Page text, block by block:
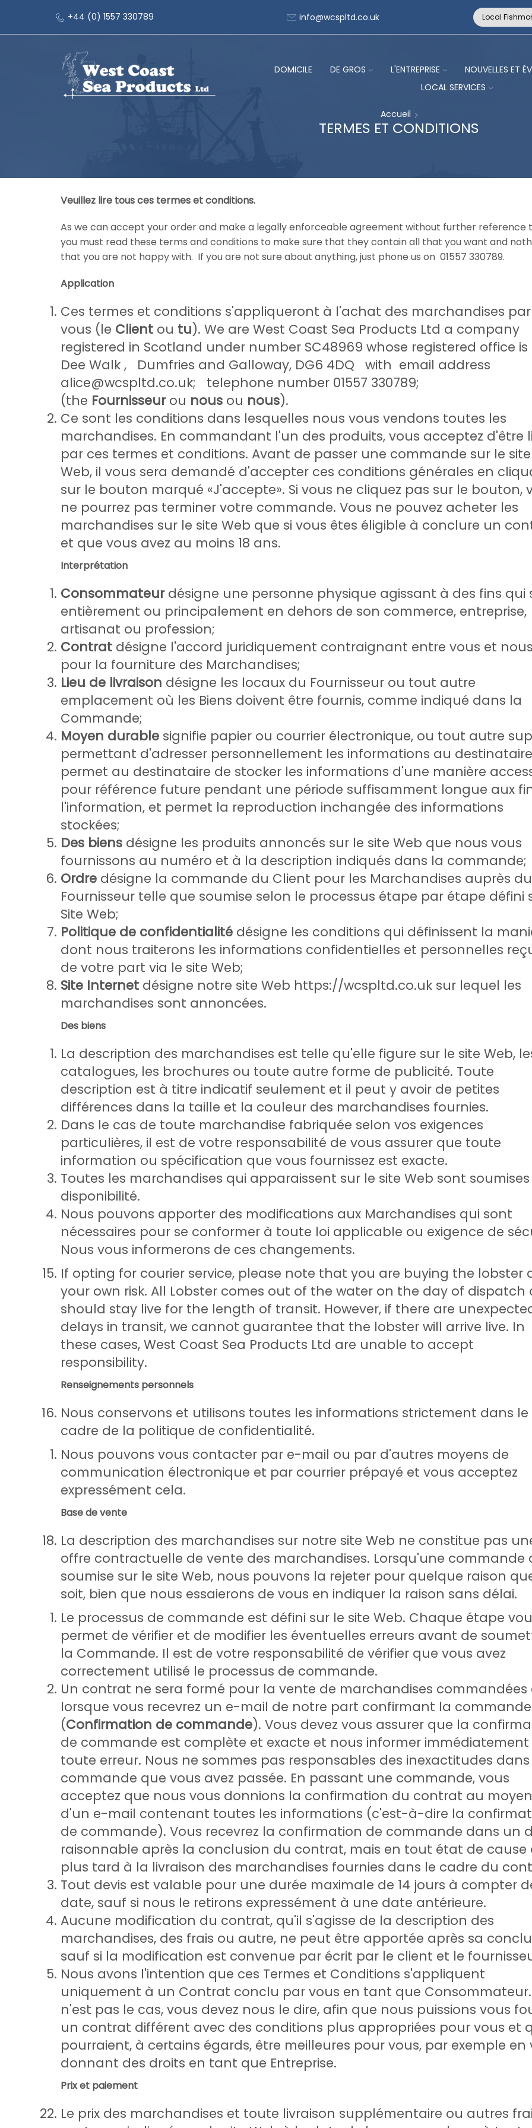
+44 (0) 1557 330789 info@wcspltd.co.uk Local
DOMICILE DE GROS L'ENTREPRISE NOUVELLES ET
LOCAL SERVICES
Accueil
TERMES ET CONDITIONS
Veuillez lire tous ces termes et conditions.
As we can accept your order and make a legally enforceable agreement without further reference
you must read these terms and conditions to make sure that they contain all that you want and
that you are not happy with. If you are not sure about anything, just phone us on 01557 330789.
Application
Ces termes et conditions s'appliqueront à l'achat des marchandises par
vous (le Client ou tu). We are West Coast Sea Products Ltd a company
registered in Scotland under number SC48969 whose registered office
Dee Walk , Dumfries and Galloway, DG6 4DQ with email address
alice@wcspltd.co.uk; telephone number 01557 330789;
(the Fournisseurou nous ou nous).
Ce sont les conditions dans lesquelles nous vous vendons toutes les
marchandises. En commandant l'un des produits, vous acceptez d'être
par ces termes et conditions. Avant de passer une commande sur le site
Web, il vous sera demandé d'accepter ces conditions générales en
sur le bouton marqué «J'accepte». Si vous ne cliquez pas sur le bouton,
ne pourrez pas terminer votre commande. Vous ne pouvez acheter les
marchandises sur le site Web que si vous êtes éligible à conclure un
et que vous avez au moins 18 ans.
Interprétation
Consommateur désigne une personne physique agissant à des fins qui
entièrement ou principalement en dehors de son commerce, entreprise,
artisanat ou profession;
Contrat désigne l'accord juridiquement contraignant entre vous et nous
pour la fourniture des Marchandises;
Lieu de livraison désigne les locaux du Fournisseur ou tout autre
emplacement où les Biens doivent être fournis, comme indiqué dans la
Commande;
Moyen durable signifie papier ou courrier électronique, ou tout autre
permettant d'adresser personnellement les informations au
permet au destinataire de stocker les informations d'une manière
pour référence future pendant une période suffisamment longue aux
l'information, et permet la reproduction inchangée des informations
stockées;
Des biens désigne les produits annoncés sur le site Web que nous vous
fournissons au numéro et à la description indiqués dans la commande;
Ordre désigne la commande du Client pour les Marchandises auprès du
Fournisseur telle que soumise selon le processus étape par étape défini
Site Web;
Politique de confidentialité désigne les conditions qui définissent la
dont nous traiterons les informations confidentielles et personnelles
de votre part via le site Web;
Site Internet désigne notre site Web https://wcspltd.co.uk sur lequel les
marchandises sont annoncées.
Des biens
La description des marchandises est telle qu'elle figure sur le site Web,
catalogues, les brochures ou toute autre forme de publicité. Toute
description est à titre indicatif seulement et il peut y avoir de petites
différences dans la taille et la couleur des marchandises fournies.
Dans le cas de toute marchandise fabriquée selon vos exigences
particulières, il est de votre responsabilité de vous assurer que toute
information ou spécification que vous fournissez est exacte.
Toutes les marchandises qui apparaissent sur le site Web sont soumises
disponibilité.
Nous pouvons apporter des modifications aux Marchandises qui sont
nécessaires pour se conformer à toute loi applicable ou exigence de
Nous vous informerons de ces changements.
If opting for courier service, please note that you are buying the lobster
your own risk. All Lobster comes out of the water on the day of dispatch
should stay live for the length of transit. However, if there are
delays in transit, we cannot guarantee that the lobster will arrive live. In
these cases, West Coast Sea Products Ltd are unable to accept
responsibility.
Renseignements personnels
Nous conservons et utilisons toutes les informations strictement dans le
cadre de la politique de confidentialité.
Nous pouvons vous contacter par e-mail ou par d'autres moyens de
communication électronique et par courrier prépayé et vous acceptez
expressément cela.
Base de vente
La description des marchandises sur notre site Web ne constitue pas
offre contractuelle de vente des marchandises. Lorsqu'une commande
soumise sur le site Web, nous pouvons la rejeter pour quelque raison
soit, bien que nous essaierons de vous en indiquer la raison sans délai.
Le processus de commande est défini sur le site Web. Chaque étape
permet de vérifier et de modifier les éventuelles erreurs avant de
la Commande. Il est de votre responsabilité de vérifier que vous avez
correctement utilisé le processus de commande.
Un contrat ne sera formé pour la vente de marchandises commandées
lorsque vous recevrez un e-mail de notre part confirmant la commande
(Confirmation de commande). Vous devez vous assurer que la
de commande est complète et exacte et nous informer immédiatement
toute erreur. Nous ne sommes pas responsables des inexactitudes
commande que vous avez passée. En passant une commande, vous
acceptez que nous vous donnions la confirmation du contrat au moyen
d'un e-mail contenant toutes les informations (c'est-à-dire la
de commande). Vous recevrez la confirmation de commande dans un
raisonnable après la conclusion du contrat, mais en tout état de cause
plus tard à la livraison des marchandises fournies dans le cadre du
Tout devis est valable pour une durée maximale de 14 jours à compter
date, sauf si nous le retirons expressément à une date antérieure.
Aucune modification du contrat, qu'il s'agisse de la description des
marchandises, des frais ou autre, ne peut être apportée après sa
sauf si la modification est convenue par écrit par le client et le
Nous avons l'intention que ces Termes et Conditions s'appliquent
uniquement à un Contrat conclu par vous en tant que Consommateur.
n'est pas le cas, vous devez nous le dire, afin que nous puissions vous
un contrat différent avec des conditions plus appropriées pour vous et
pourraient, à certains égards, être meilleures pour vous, par exemple en
donnant des droits en tant que Entreprise.
Prix et paiement
Le prix des marchandises et toute livraison supplémentaire ou autres